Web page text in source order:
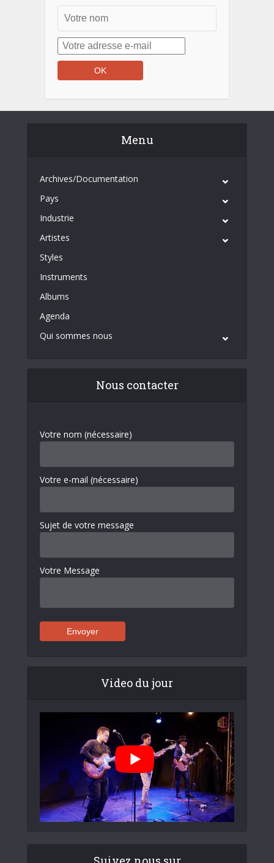
Menu
Archives/Documentation
Pays
Industrie
Artistes
Styles
Instruments
Albums
Agenda
Qui sommes nous
Nous contacter
Votre nom (nécessaire)
Votre e-mail (nécessaire)
Sujet de votre message
Votre Message
Video du jour